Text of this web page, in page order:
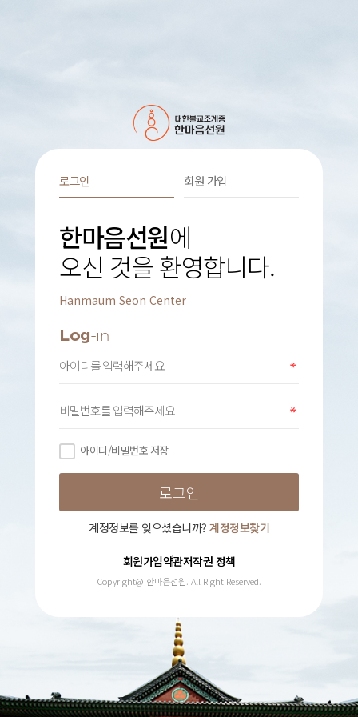
로그인 회원 가입
한마음선원에
오신 것을 환영합니다.
Hanmaum Seon Center
Log-in
아이디/비밀번호 저장
계정정보를 잊으셨습니까? 계정정보찾기
회원가입약관저작권 정책
Copyright@ 한마음선원. All Right Reserved.